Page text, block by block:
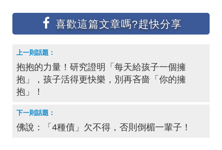
抱抱的力量！研究證明「每天給孩子一個擁
抱」，孩子活得更快樂，別再吝嗇「你的擁
抱」！
佛說：「4種債」欠不得，否則倒楣一輩子！